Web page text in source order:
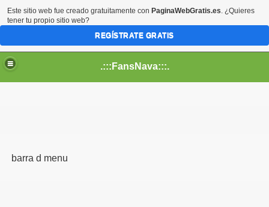
.:::FansNava:::.
barra d menu
Este sitio web fue creado gratuitamente con PaginaWebGratis.es. ¿Quieres
tener tu propio sitio web?
REGÍSTRATE GRATIS